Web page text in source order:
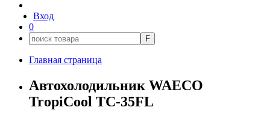
Вход
0
F
Главная страница
Автохолодильник WAECO
TropiCool TC-35FL